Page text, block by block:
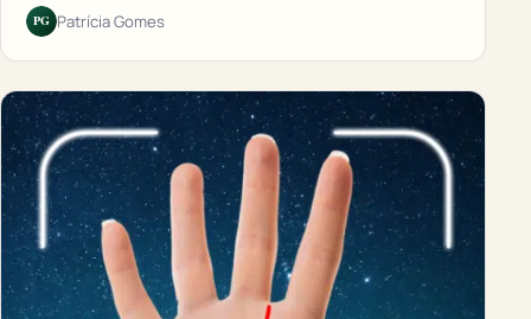
PG Patrícia Gomes